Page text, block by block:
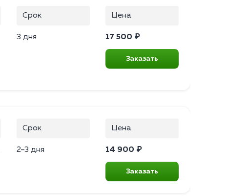
Срок
3 дня
Цена
17 500 ₽
Заказать
Срок
2–3 дня
Цена
14 900 ₽
Заказать